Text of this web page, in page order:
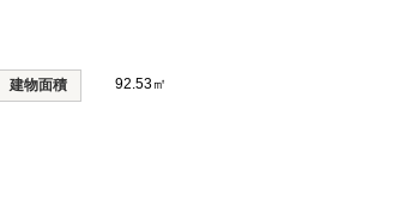
建物面積 92.53㎡